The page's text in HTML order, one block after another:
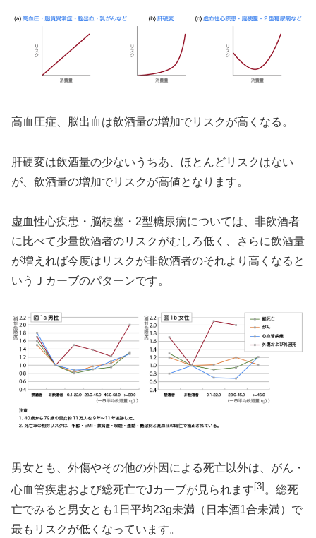
高血圧症、脳出血は飲酒量の増加でリスクが高くなる。
肝硬変は飲酒量の少ないうちあ、ほとんどリスクはない
が、飲酒量の増加でリスクが高値となります。
虚血性心疾患・脳梗塞・2型糖尿病については、非飲酒者
に比べて少量飲酒者のリスクがむしろ低く、さらに飲酒量
が増えれば今度はリスクが非飲酒者のそれより高くなると
いうＪカーブのパターンです。
男女とも、外傷やその他の外因による死亡以外は、がん・
心血管疾患および総死亡でJカーブが見られます[3] 。総死
亡でみると男女とも1日平均23g未満（日本酒1合未満）で
最もリスクが低くなっています。